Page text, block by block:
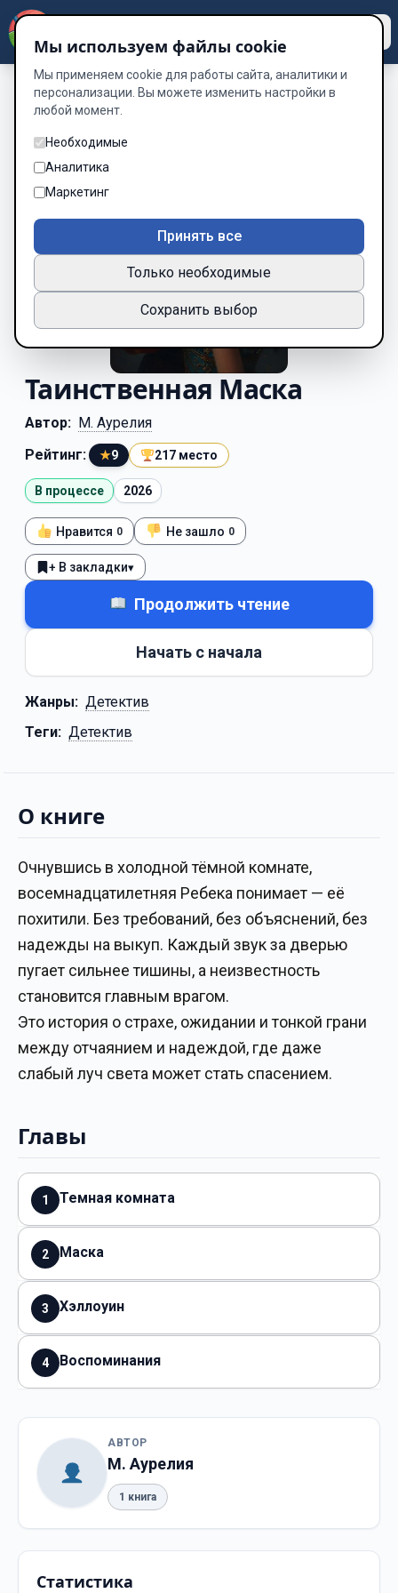
Таинственная Маска
Автор: М. Аурелия
Рейтинг:
★9 217 место
В процессе 2026
Нравится 0 Не зашло 0
+ В закладки▾
Продолжить чтение
Начать с начала
Жанры: Детектив
Теги: Детектив
О книге
Очнувшись в холодной тёмной комнате,
восемнадцатилетняя Ребека понимает — её
похитили. Без требований, без объяснений, без
надежды на выкуп. Каждый звук за дверью
пугает сильнее тишины, а неизвестность
становится главным врагом.
Это история о страхе, ожидании и тонкой грани
между отчаянием и надеждой, где даже
слабый луч света может стать спасением.
Главы
1 Темная комната
2 Маска
3 Хэллоуин
4 Воспоминания
АВТОР
М. Аурелия
1 книга
Статистика
Мы используем файлы cookie
Мы применяем cookie для работы сайта, аналитики и
персонализации. Вы можете изменить настройки в
любой момент.
Необходимые
Аналитика
Маркетинг
Принять все
Только необходимые
Сохранить выбор